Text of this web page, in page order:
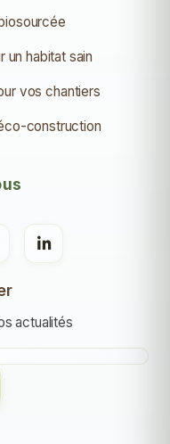
un habitat sain
vos chantiers
construction
actualités